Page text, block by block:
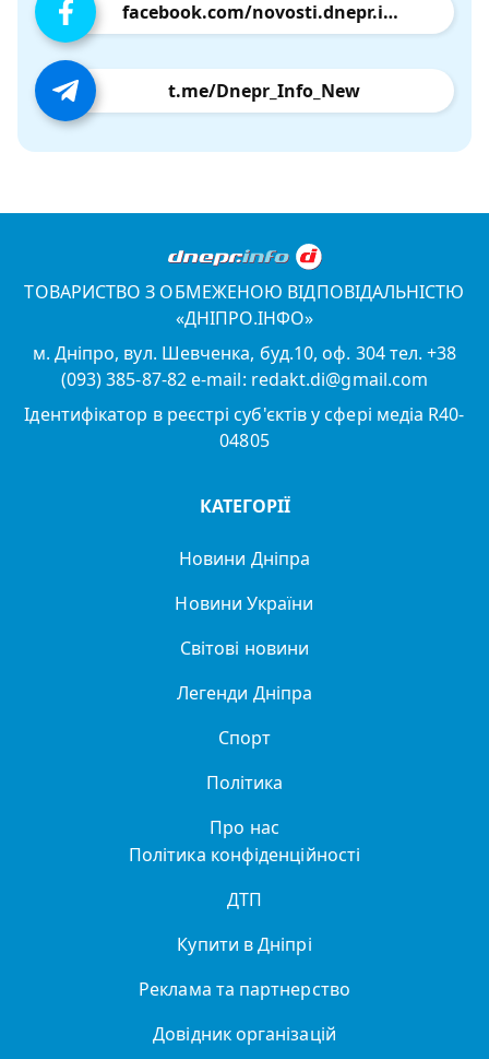
facebook.com/novosti.dnepr.info
t.me/Dnepr_Info_New
ТОВАРИСТВО З ОБМЕЖЕНОЮ ВІДПОВІДАЛЬНІСТЮ
«ДНІПРО.ІНФО»
м. Дніпро, вул. Шевченка, буд.10, оф. 304 тел. +38
(093) 385-87-82 e-mail: redakt.di@gmail.com
Ідентифікатор в реєстрі суб'єктів у сфері медіа R40-
04805
КАТЕГОРІЇ
Новини Дніпра
Новини України
Світові новини
Легенди Дніпра
Спорт
Політика
Про нас
Політика конфіденційності
ДТП
Купити в Дніпрі
Реклама та партнерство
Довідник організацій